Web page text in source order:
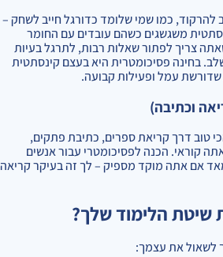
להרקוד, כמו שמי שלומד כדורגל חייב לשחק –
משגשגים כשהם עובדים עם החומר
צריך לפתור שאלות רבות, לתרגל בעיות
בחינה פסיכומטרית היא בעצם קינסתטית
עמל ופעילות קבועה.
וכתיבה)
טוב דרך קריאת ספרים, כתיבת פתקים,
קוראי. הכנה לפסיכומטרי עבור אנשים
אם אתה מוקד מספיק – לך זה בעיקר קריאה
הלימוד שלך?
לשאול את עצמך: